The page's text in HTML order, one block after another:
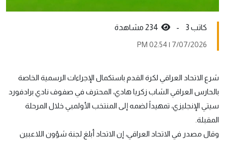
كاتب 3 -
7/07/2026 | 02:54 PM
شرع الاتحاد العراقي لكرة القدم باستكمال الإجراءات الرسمية الخاصة
بالحارس العراقي الشاب زكريا هادي، المحترف في صفوف نادي برادفورد
سيتي الإنجليزي، تمهيداً لضمه إلى المنتخب الأولمبي خلال المرحلة
المقبلة.
وقال مصدر في الاتحاد العراقي، إن الاتحاد أبلغ لجنة شؤون اللاعبين